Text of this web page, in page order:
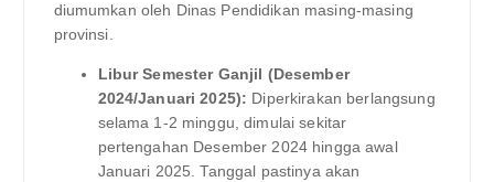
diumumkan oleh Dinas Pendidikan masing-masing
provinsi.
Libur Semester Ganjil (Desember
2024/Januari 2025): Diperkirakan berlangsung
selama 1-2 minggu, dimulai sekitar
pertengahan Desember 2024 hingga awal
Januari 2025. Tanggal pastinya akan